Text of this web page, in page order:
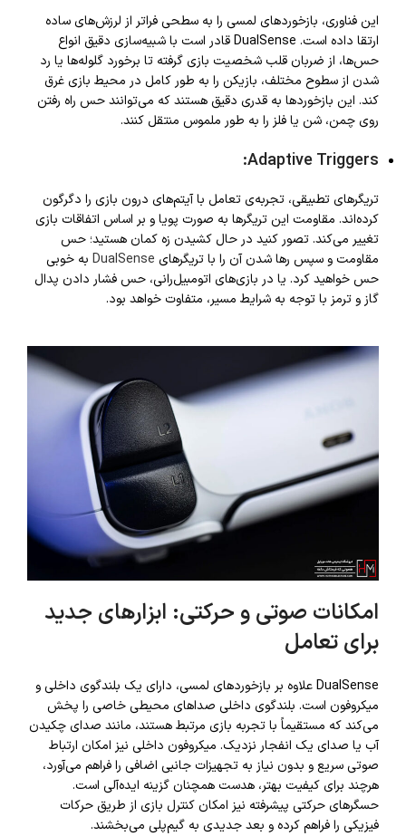
این فناوری، بازخوردهای لمسی را به سطحی فراتر از لرزش‌های ساده
ارتقا داده است. DualSense قادر است با شبیه‌سازی دقیق انواع
حس‌ها، از ضربان قلب شخصیت بازی گرفته تا برخورد گلوله‌ها یا رد
شدن از سطوح مختلف، بازیکن را به طور کامل در محیط بازی غرق
کند. این بازخوردها به قدری دقیق هستند که می‌توانند حس راه رفتن
روی چمن، شن یا فلز را به طور ملموس منتقل کنند.
Adaptive Triggers:
تریگرهای تطبیقی، تجربه‌ی تعامل با آیتم‌های درون بازی را دگرگون
کرده‌اند. مقاومت این تریگرها به صورت پویا و بر اساس اتفاقات بازی
تغییر می‌کند. تصور کنید در حال کشیدن زه کمان هستید؛ حس
مقاومت و سپس رها شدن آن را با تریگرهای DualSense به خوبی
حس خواهید کرد. یا در بازی‌های اتومبیل‌رانی، حس فشار دادن پدال
گاز و ترمز با توجه به شرایط مسیر، متفاوت خواهد بود.
امکانات صوتی و حرکتی: ابزارهای جدید
برای تعامل
DualSense علاوه بر بازخوردهای لمسی، دارای یک بلندگوی داخلی و
میکروفون است. بلندگوی داخلی صداهای محیطی خاصی را پخش
می‌کند که مستقیماً با تجربه بازی مرتبط هستند، مانند صدای چکیدن
آب یا صدای یک انفجار نزدیک. میکروفون داخلی نیز امکان ارتباط
صوتی سریع و بدون نیاز به تجهیزات جانبی اضافی را فراهم می‌آورد،
هرچند برای کیفیت بهتر، هدست همچنان گزینه ایده‌آلی است.
حسگرهای حرکتی پیشرفته نیز امکان کنترل بازی از طریق حرکات
فیزیکی را فراهم کرده و بعد جدیدی به گیم‌پلی می‌بخشند.